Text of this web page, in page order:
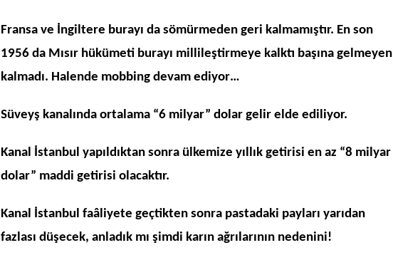
Fransa ve İngiltere burayı da sömürmeden geri kalmamıştır. En son
1956 da Mısır hükümeti burayı millileştirmeye kalktı başına gelmeyen
kalmadı. Halende mobbing devam ediyor…
Süveyş kanalında ortalama “6 milyar” dolar gelir elde ediliyor.
Kanal İstanbul yapıldıktan sonra ülkemize yıllık getirisi en az “8 milyar
dolar” maddi getirisi olacaktır.
Kanal İstanbul faâliyete geçtikten sonra pastadaki payları yarıdan
fazlası düşecek, anladık mı şimdi karın ağrılarının nedenini!